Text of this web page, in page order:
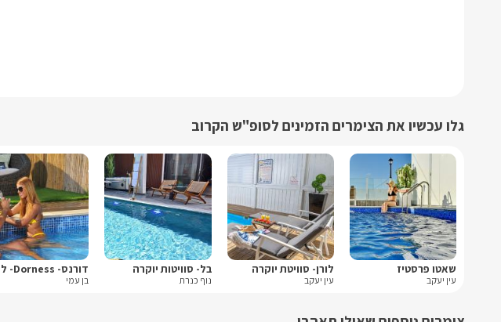
גלו עכשיו את הצימרים הזמינים לסופ"ש הקרוב
שאטו פרסטיז
עין יעקב
לורן- סוויטת יוקרה
עין יעקב
בל- סוויטות יוקרה
נוף כנרת בן עמי